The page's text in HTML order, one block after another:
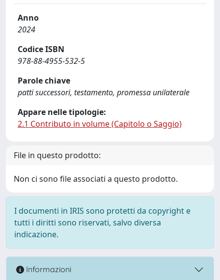
Anno
2024
Codice ISBN
978-88-4955-532-5
Parole chiave
patti successori, testamento, promessa unilaterale
Appare nelle tipologie:
2.1 Contributo in volume (Capitolo o Saggio)
File in questo prodotto:
Non ci sono file associati a questo prodotto.
I documenti in IRIS sono protetti da copyright e
tutti i diritti sono riservati, salvo diversa
indicazione.
Informazioni